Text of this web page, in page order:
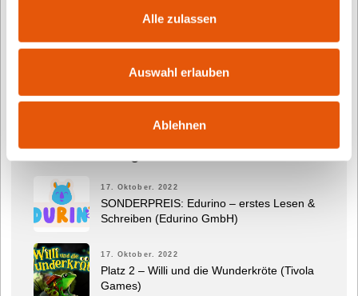
Alle zulassen
Auswahl erlauben
Ablehnen
Deutsche Kindersoftwarepreis TOMMI, der digitale
Kitapreis TOMMI für die frühkindliche
Medienbildung und das neue und informative
TOMMI-Magazin.
Letzte Beiträge
17. Oktober. 2022
SONDERPREIS: Edurino – erstes Lesen &
Schreiben (Edurino GmbH)
17. Oktober. 2022
Platz 2 – Willi und die Wunderkröte (Tivola
Games)